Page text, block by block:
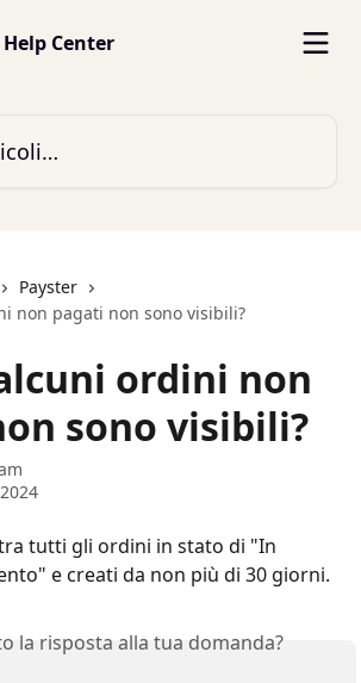
Payster
non pagati non sono visibili?
ordini non
sono visibili?
tutti gli ordini in stato di "In
e creati da non più di 30 giorni.
la risposta alla tua domanda?